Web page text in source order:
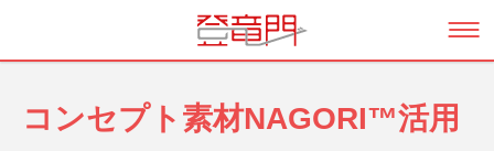
コンセプト素材NAGORI™活用